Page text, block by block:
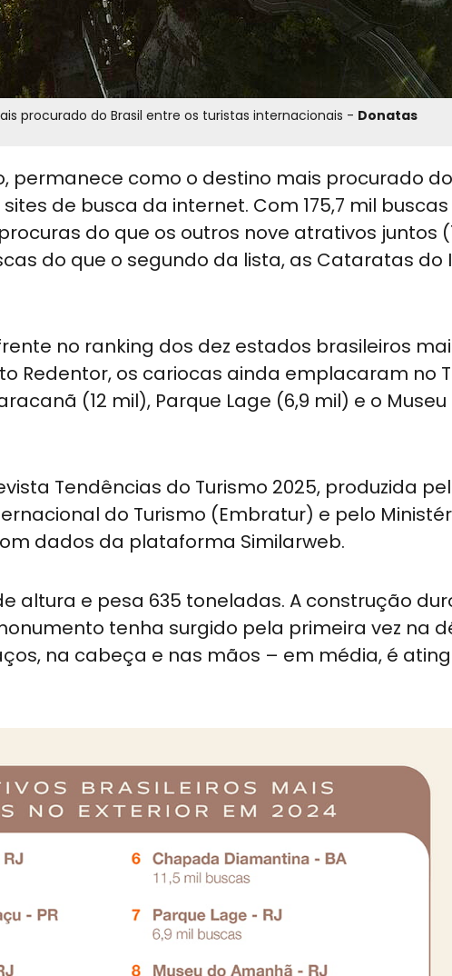
procurado do Brasil entre os turistas internacionais - Donatas
permanece como o destino mais procurado
de busca da internet. Com 175,7 mil
do que os outros nove atrativos juntos
do que o segundo da lista, as Cataratas do
no ranking dos dez estados brasileiros
Redentor, os cariocas ainda emplacaram no
(12 mil), Parque Lage (6,9 mil) e o
Tendências do Turismo 2025, produzida
do Turismo (Embratur) e pelo
dados da plataforma Similarweb.
altura e pesa 635 toneladas. A construção
tenha surgido pela primeira vez na
na cabeça e nas mãos – em média, é